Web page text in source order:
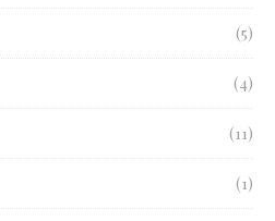
(5)
(4)
(11)
(1)